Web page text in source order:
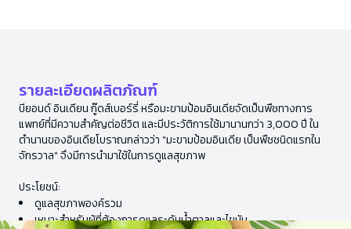
รายละเอียดผลิตภัณฑ์
บียอนด์ อินเดียน กู๊ดส์เบอร์รี่ หรือมะขามป้อมอินเดียจัดเป็นพืชทางการ
แพทย์ที่มีความสำคัญต่อชีวิต และมีประวัติการใช้มานานกว่า 3,000 ปี ใน
ตำนานของอินเดียโบราณกล่าวว่า "มะขามป้อมอินเดีย เป็นพืชชนิดแรกใน
จักรวาล" จึงมีการนำมาใช้ในการดูแลสุขภาพ
ประโยชน์:
ดูแลสุขภาพองค์รวม
เหมาะสำหรับผู้ที่ต้องการดูแลระดับน้ำตาลและไขมัน